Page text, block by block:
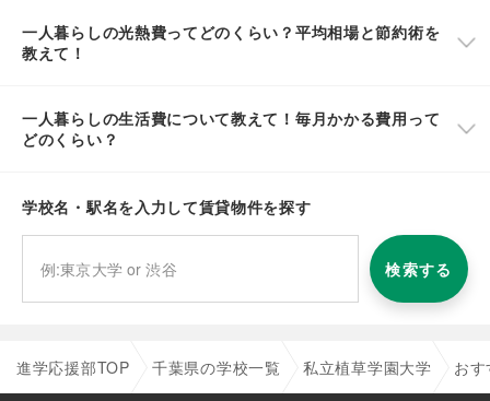
一人暮らしの光熱費ってどのくらい？平均相場と節約術を
教えて！
一人暮らしの生活費について教えて！毎月かかる費用って
どのくらい？
学校名・駅名を入力して賃貸物件を探す
検索する
進学応援部TOP 千葉県の学校一覧 私立植草学園大学 お